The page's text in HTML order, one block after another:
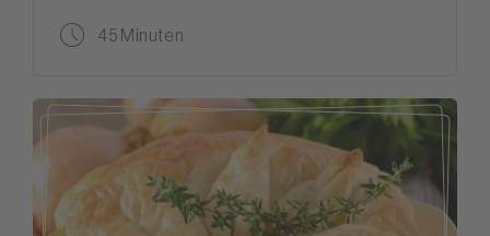
45 Minuten